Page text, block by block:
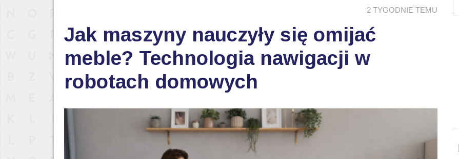
2 TYGODNIE TEMU
Jak maszyny nauczyły się omijać
meble? Technologia nawigacji w
robotach domowych